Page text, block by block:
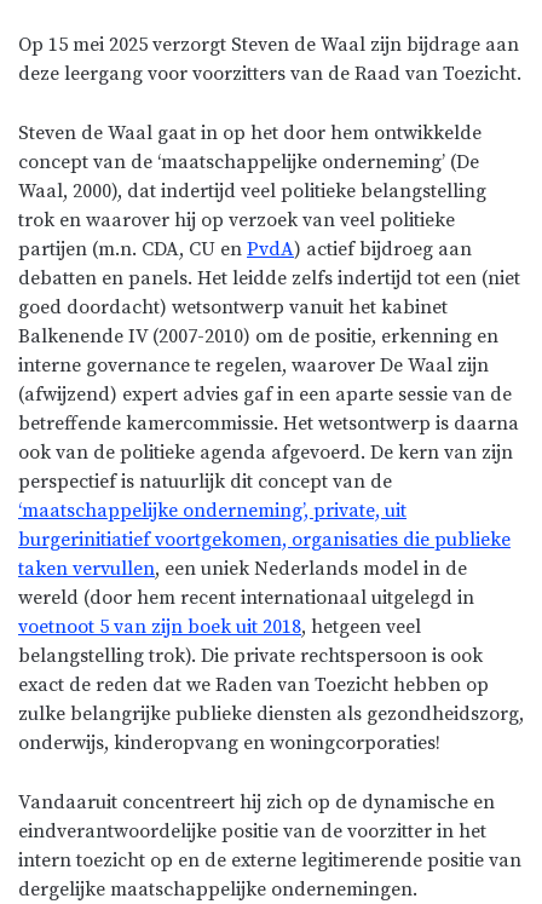
Op 15 mei 2025 verzorgt Steven de Waal zijn bijdrage aan
deze leergang voor voorzitters van de Raad van Toezicht.
Steven de Waal gaat in op het door hem ontwikkelde
concept van de ‘maatschappelijke onderneming’ (De
Waal, 2000), dat indertijd veel politieke belangstelling
trok en waarover hij op verzoek van veel politieke
partijen (m.n. CDA, CU en PvdA) actief bijdroeg aan
debatten en panels. Het leidde zelfs indertijd tot een (niet
goed doordacht) wetsontwerp vanuit het kabinet
Balkenende IV (2007-2010) om de positie, erkenning en
interne governance te regelen, waarover De Waal zijn
(afwijzend) expert advies gaf in een aparte sessie van de
betreffende kamercommissie. Het wetsontwerp is daarna
ook van de politieke agenda afgevoerd. De kern van zijn
perspectief is natuurlijk dit concept van de
‘maatschappelijke onderneming’, private, uit
burgerinitiatief voortgekomen, organisaties die publieke
taken vervullen, een uniek Nederlands model in de
wereld (door hem recent internationaal uitgelegd in
voetnoot 5 van zijn boek uit 2018, hetgeen veel
belangstelling trok). Die private rechtspersoon is ook
exact de reden dat we Raden van Toezicht hebben op
zulke belangrijke publieke diensten als gezondheidszorg,
onderwijs, kinderopvang en woningcorporaties!
Vandaaruit concentreert hij zich op de dynamische en
eindverantwoordelijke positie van de voorzitter in het
intern toezicht op en de externe legitimerende positie van
dergelijke maatschappelijke ondernemingen.